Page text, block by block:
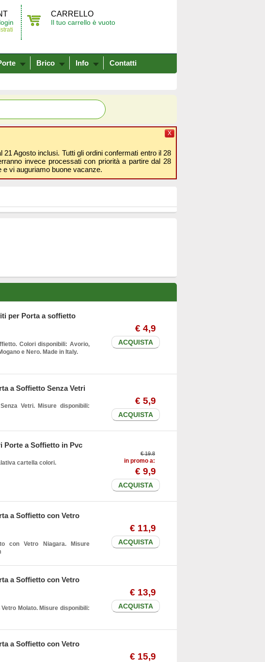
CARRELLO
Il tuo carrello è vuoto
Brico Info Contatti
Agosto inclusi. Tutti gli ordini confermati entro il 28
invece processati con priorità a partire dal 28
vi auguriamo buone vacanze.
X
per Porta a soffietto
Colori disponibili: Avorio,
e Nero. Made in Italy.
€ 4,9
ACQUISTA
a Soffietto Senza Vetri
Vetri. Misure disponibili:
€ 5,9
ACQUISTA
Porte a Soffietto in Pvc
cartella colori.
€ 19.8
in promo a:
€ 9,9
ACQUISTA
a Soffietto con Vetro
con Vetro Niagara. Misure
€ 11,9
ACQUISTA
a Soffietto con Vetro
Molato. Misure disponibili:
€ 13,9
ACQUISTA
a Soffietto con Vetro
€ 15,9